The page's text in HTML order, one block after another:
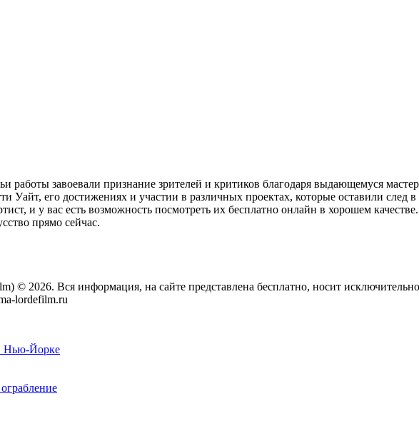
работы завоевали признание зрителей и критиков благодаря выдающемуся
Уайт, его достижениях и участии в различных проектах, которые оставили след
и у вас есть возможность посмотреть их бесплатно онлайн в хорошем
прямо сейчас.
© 2026. Вся информация, на сайте представлена бесплатно, носит
lordefilm.ru
Нью-Йорке